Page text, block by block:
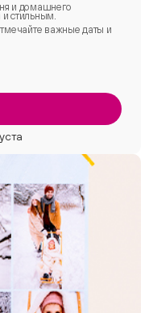
и домашнего
стильным.
важные даты и